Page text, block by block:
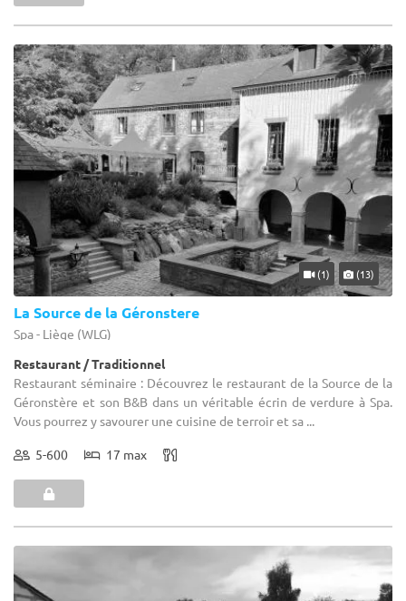
(1) (13)
La Source de la Géronstere
Spa - Liège (WLG)
Restaurant / Traditionnel
Restaurant séminaire : Découvrez le restaurant de la Source de la
Géronstère et son B&B dans un véritable écrin de verdure à Spa.
Vous pourrez y savourer une cuisine de terroir et sa ...
5-600 17 max